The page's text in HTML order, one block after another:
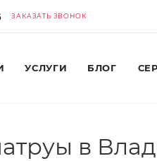
ЗАКАЗАТЬ ЗВОНОК
УСЛУГИ БЛОГ
в